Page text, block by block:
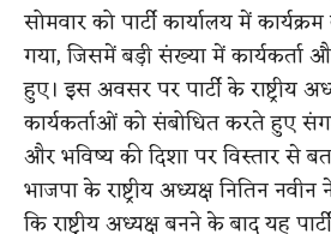
सोमवार को पार्टी कार्यालय में
गया, जिसमें बड़ी संख्या में कार्यकर्ता
हुए। इस अवसर पर पार्टी के राष्ट्रीय
कार्यकर्ताओं को संबोधित करते हुए
और भविष्य की दिशा पर विस्तार से
भाजपा के राष्ट्रीय अध्यक्ष नितिन
कि राष्ट्रीय अध्यक्ष बनने के बाद यह